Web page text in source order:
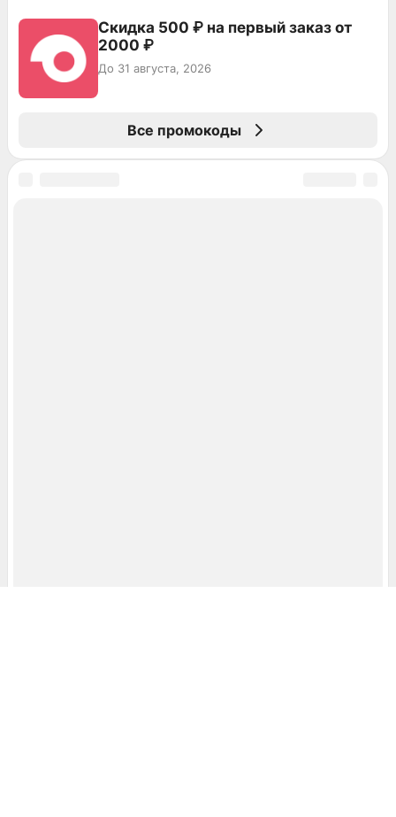
Скидка 500 ₽ на первый заказ от
2000 ₽
До 31 августа, 2026
Все промокоды